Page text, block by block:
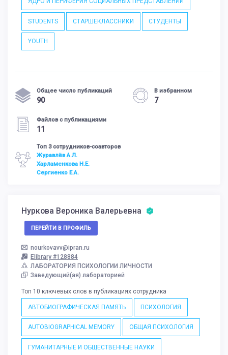
STUDENTS СТАРШЕКЛАССНИКИ СТУДЕНТЫ
YOUTH
Общее число публикаций
90
В избранном
7
Файлов с публикациями
11
Топ 3 сотрудников-соавторов
Журавлёв А.Л.
Харламенкова Н.Е.
Сергиенко Е.А.
Нуркова Вероника Валерьевна
ПЕРЕЙТИ В ПРОФИЛЬ
nourkovavv@ipran.ru
Elibrary #128884
ЛАБОРАТОРИЯ ПСИХОЛОГИИ ЛИЧНОСТИ
Заведующий(ая) лабораторией
Топ 10 ключевых слов в публикациях сотрудника
АВТОБИОГРАФИЧЕСКАЯ ПАМЯТЬ ПСИХОЛОГИЯ
AUTOBIOGRAPHICAL MEMORY ОБЩАЯ ПСИХОЛОГИЯ
ГУМАНИТАРНЫЕ И ОБЩЕСТВЕННЫЕ НАУКИ